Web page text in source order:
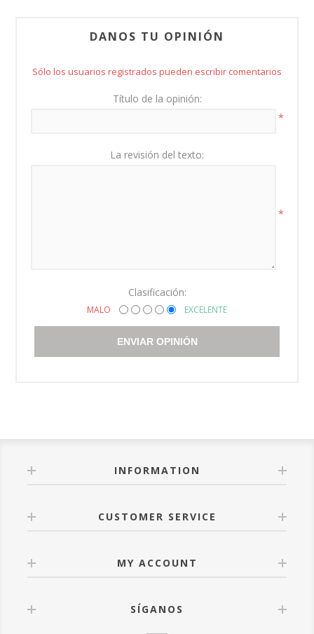
DANOS TU OPINIÓN
Sólo los usuarios registrados pueden escribir comentarios
Título de la opinión:
*
La revisión del texto:
*
Clasificación:
MALO EXCELENTE
ENVIAR OPINIÓN
INFORMATION
CUSTOMER SERVICE
MY ACCOUNT
SÍGANOS